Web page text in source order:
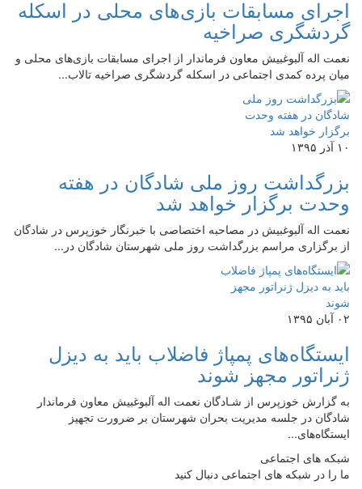
اجرای مسابقات بازی‌های محلی در اسکله
گردشگری صراخیه
نعمت اله آلبوغبیش معاون فرماندار از اجرای مسابقات بازی‌های محلی و
میان پرده کمدی اجتماعی در اسکله گردشگری صراخیه تالاب...
۱۰ آذر ۱۳۹۵
بزرگداشت روز ملی شادگان در هفته
وحدت برگزار خواهد شد
نعمت اله آلبوغبیش در مصاحبه اختصاصی با خبرنگار خوزپرس در شادگان
از برگزاری مراسم بزرگداشت روز ملی شهرستان شادگان در...
۰۲ آبان ۱۳۹۵
ایستگاه‌های پمپاژ فاضلاب باید به دیزل
ژنراتور مجهز شوند
به گزارش خوزپرس از شـادگان نعمت اله آلبوغبیش معاون فرماندار
شادگان در جلسه مدیریت بحران شهرستان بر ضرورت تجهیز
ایستگاه‌های...
شبکه های اجتماعی
ما را در شبکه های اجتماعی دنبال کنید